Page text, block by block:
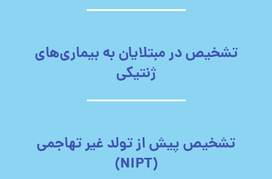
تشخیص در مبتلایان به بیماری‌های
ژنتیکی
تشخیص پیش از تولد غیر تهاجمی
(NIPT)